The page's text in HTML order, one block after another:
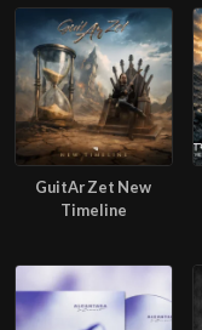
GuitAr Zet New
Timeline